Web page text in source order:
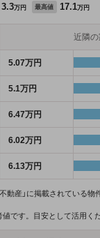
3.3万円 最高値 17.1万円
近隣
5.07万円
5.1万円
6.47万円
6.02万円
6.13万円
動産」に掲載されている物
です。目安として活用くだ